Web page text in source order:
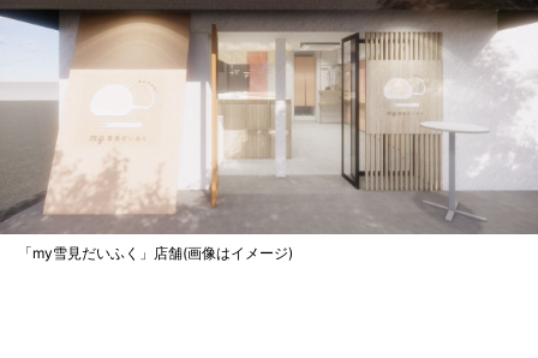
「my雪見だいふく」店舗(画像はイメージ)